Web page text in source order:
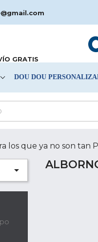
GRATIS
DOU DOU
los que ya no son tan
